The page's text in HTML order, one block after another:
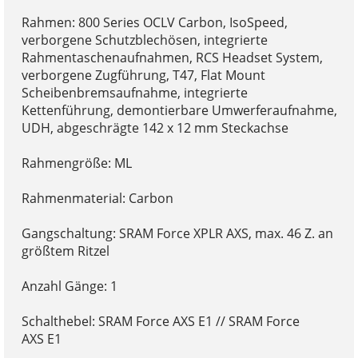
Rahmen: 800 Series OCLV Carbon, IsoSpeed,
verborgene Schutzblechösen, integrierte
Rahmentaschenaufnahmen, RCS Headset System,
verborgene Zugführung, T47, Flat Mount
Scheibenbremsaufnahme, integrierte
Kettenführung, demontierbare Umwerferaufnahme,
UDH, abgeschrägte 142 x 12 mm Steckachse
Rahmengröße: ML
Rahmenmaterial: Carbon
Gangschaltung: SRAM Force XPLR AXS, max. 46 Z. an
größtem Ritzel
Anzahl Gänge: 1
Schalthebel: SRAM Force AXS E1 // SRAM Force
AXS E1